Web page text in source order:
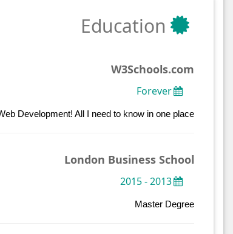
Education
W3Schools.com
Forever
Development! All I need to know in one place
London Business School
2013 - 2015
Master Degree